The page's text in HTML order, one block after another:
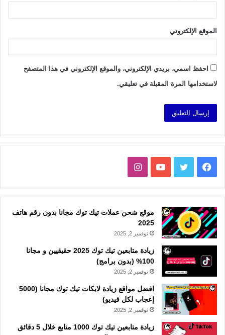
الموقع الإلكتروني
احفظ اسمي، بريدي الإلكتروني، والموقع الإلكتروني في هذا المتصفح
لاستخدامها المرة المقبلة في تعليقي.
فيسبوك تويتر يوتيوبانستقرام
موقع شحن عملات تيك توك مجانا بدون رقم هاتف
2025
نوفمبر 2, 2025
زيادة متابعين تيك توك 2025 حقيقيين و مجانا
100% (بدون برامج)
نوفمبر 2, 2025
افضل مواقع زيادة لايكات تيك توك مجانا (5000
إعجاب لكل فيديو)
نوفمبر 2, 2025
زيادة متابعين تيك توك 1000 متابع خلال 5 دقائق